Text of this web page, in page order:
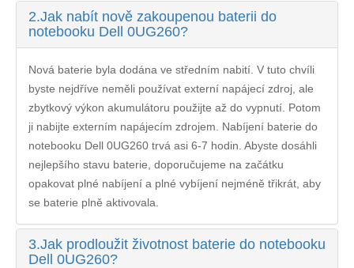
2.Jak nabít nově zakoupenou baterii do
notebooku Dell 0UG260?
Nová baterie byla dodána ve středním nabití. V tuto chvíli
byste nejdříve neměli používat externí napájecí zdroj, ale
zbytkový výkon akumulátoru použijte až do vypnutí. Potom
ji nabijte externím napájecím zdrojem. Nabíjení baterie do
notebooku Dell 0UG260 trvá asi 6-7 hodin. Abyste dosáhli
nejlepšího stavu baterie, doporučujeme na začátku
opakovat plné nabíjení a plné vybíjení nejméně třikrát, aby
se baterie plně aktivovala.
3.Jak prodloužit životnost baterie do notebooku
Dell 0UG260?